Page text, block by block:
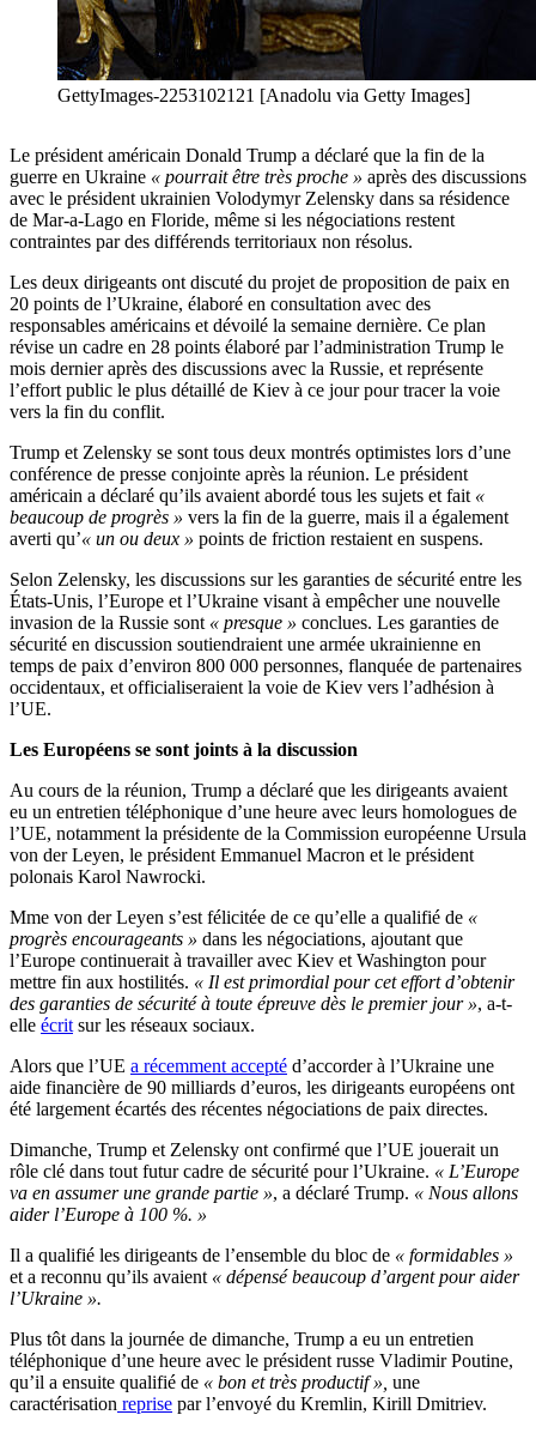
GettyImages-2253102121 [Anadolu via Getty Images]
Le président américain Donald Trump a déclaré que la fin de la
guerre en Ukraine « pourrait être très proche » après des discussions
avec le président ukrainien Volodymyr Zelensky dans sa résidence
de Mar-a-Lago en Floride, même si les négociations restent
contraintes par des différends territoriaux non résolus.
Les deux dirigeants ont discuté du projet de proposition de paix en
20 points de l’Ukraine, élaboré en consultation avec des
responsables américains et dévoilé la semaine dernière. Ce plan
révise un cadre en 28 points élaboré par l’administration Trump le
mois dernier après des discussions avec la Russie, et représente
l’effort public le plus détaillé de Kiev à ce jour pour tracer la voie
vers la fin du conflit.
Trump et Zelensky se sont tous deux montrés optimistes lors d’une
conférence de presse conjointe après la réunion. Le président
américain a déclaré qu’ils avaient abordé tous les sujets et fait «
beaucoup de progrès » vers la fin de la guerre, mais il a également
averti qu’« un ou deux » points de friction restaient en suspens.
Selon Zelensky, les discussions sur les garanties de sécurité entre les
États-Unis, l’Europe et l’Ukraine visant à empêcher une nouvelle
invasion de la Russie sont « presque » conclues. Les garanties de
sécurité en discussion soutiendraient une armée ukrainienne en
temps de paix d’environ 800 000 personnes, flanquée de partenaires
occidentaux, et officialiseraient la voie de Kiev vers l’adhésion à
l’UE.
Les Européens se sont joints à la discussion
Au cours de la réunion, Trump a déclaré que les dirigeants avaient
eu un entretien téléphonique d’une heure avec leurs homologues de
l’UE, notamment la présidente de la Commission européenne Ursula
von der Leyen, le président Emmanuel Macron et le président
polonais Karol Nawrocki.
Mme von der Leyen s’est félicitée de ce qu’elle a qualifié de «
progrès encourageants » dans les négociations, ajoutant que
l’Europe continuerait à travailler avec Kiev et Washington pour
mettre fin aux hostilités. « Il est primordial pour cet effort d’obtenir
des garanties de sécurité à toute épreuve dès le premier jour », a-t-
elle écrit sur les réseaux sociaux.
Alors que l’UE a récemment accepté d’accorder à l’Ukraine une
aide financière de 90 milliards d’euros, les dirigeants européens ont
été largement écartés des récentes négociations de paix directes.
Dimanche, Trump et Zelensky ont confirmé que l’UE jouerait un
rôle clé dans tout futur cadre de sécurité pour l’Ukraine. « L’Europe
va en assumer une grande partie », a déclaré Trump. « Nous allons
aider l’Europe à 100 %. »
Il a qualifié les dirigeants de l’ensemble du bloc de « formidables »
et a reconnu qu’ils avaient « dépensé beaucoup d’argent pour aider
l’Ukraine ».
Plus tôt dans la journée de dimanche, Trump a eu un entretien
téléphonique d’une heure avec le président russe Vladimir Poutine,
qu’il a ensuite qualifié de « bon et très productif », une
caractérisation reprise par l’envoyé du Kremlin, Kirill Dmitriev.